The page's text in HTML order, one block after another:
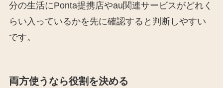
分の生活にPonta提携店やau関連サービスがどれく
らい入っているかを先に確認すると判断しやすい
です。
両方使うなら役割を決める